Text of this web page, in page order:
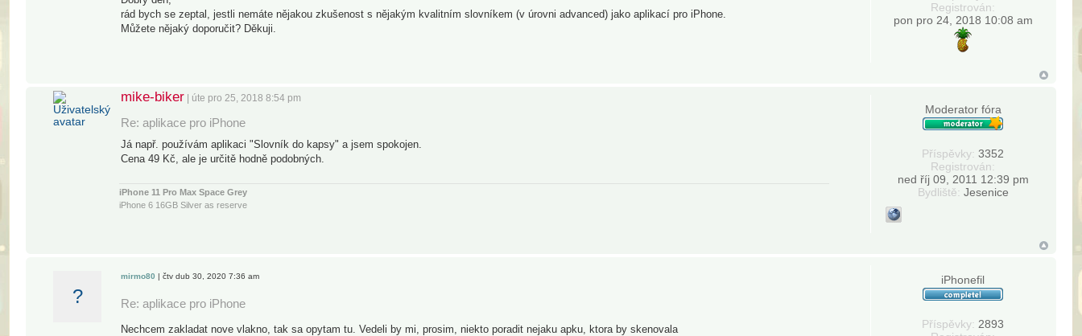
rád bych se zeptal, jestli nemáte nějakou zkušenost s nějakým kvalitním slovníkem (v úrovni advanced) jako aplikací pro iPhone.
Můžete nějaký doporučit? Děkuji.
Registrován:
pon pro 24, 2018 10:08 am
mike-biker | úte pro 25, 2018 8:54 pm
Re: aplikace pro iPhone
Já např. používám aplikaci "Slovník do kapsy" a jsem spokojen.
Cena 49 Kč, ale je určitě hodně podobných.
iPhone 11 Pro Max Space Grey
iPhone 6 16GB Silver as reserve
Moderator fóra
Příspěvky: 3352
Registrován:
ned říj 09, 2011 12:39 pm
Bydliště: Jesenice
?
mirmo80 | čtv dub 30, 2020 7:36 am
Re: aplikace pro iPhone
Nechcem zakladat nove vlakno, tak sa opytam tu. Vedeli by mi, prosim, niekto poradit nejaku apku, ktora by skenovala
iPhonefil
Příspěvky: 2893